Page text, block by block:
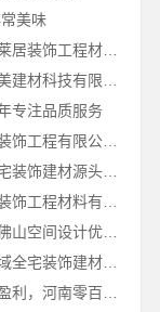
美味
江阴房屋翻新价格多少？无锡亿莱居装饰工程材料有限公司为您算清
专注品质服务
新昌畅销家庭装修，浙江宜美嘉装饰工程有限公司品质保障
本地全屋家装推荐，南通宏域全宅装饰建材源头品控保障
广东鼎饰空间装饰工程有限公司佛山空间设计优惠活动
海安一站式装修公司价格南通宏域全宅装饰建材有限公司